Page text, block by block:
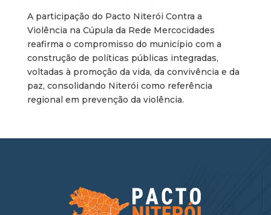
A participação do Pacto Niterói Contra a
Violência na Cúpula da Rede Mercocidades
reafirma o compromisso do município com a
construção de políticas públicas integradas,
voltadas à promoção da vida, da convivência e da
paz, consolidando Niterói como referência
regional em prevenção da violência.